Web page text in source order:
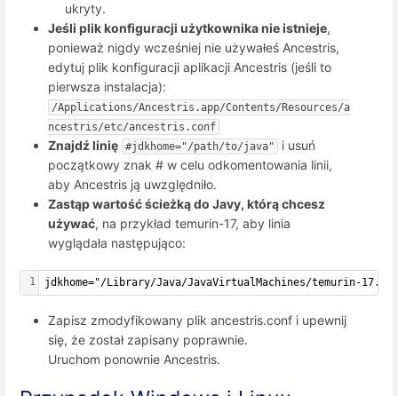
ukryty.
Jeśli plik konfiguracji użytkownika nie istnieje,
ponieważ nigdy wcześniej nie używałeś Ancestris,
edytuj plik konfiguracji aplikacji Ancestris (jeśli to
pierwsza instalacja):
/Applications/Ancestris.app/Contents/Resources/a
ncestris/etc/ancestris.conf
Znajdź linię #jdkhome="/path/to/java"
i usuń
początkowy znak # w celu odkomentowania linii,
aby Ancestris ją uwzględniło.
Zastąp wartość ścieżką do Javy, którą chcesz
używać, na przykład temurin-17, aby linia
wyglądała następująco:
1 jdkhome="/Library/Java/JavaVirtualMachines/temurin-
Zapisz zmodyfikowany plik ancestris.conf i upewnij
się, że został zapisany poprawnie.
Uruchom ponownie Ancestris.